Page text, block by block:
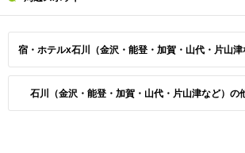
宿・ホテルx石川（金沢・能登・加賀・山代・片山
石川（金沢・能登・加賀・山代・片山津など）の